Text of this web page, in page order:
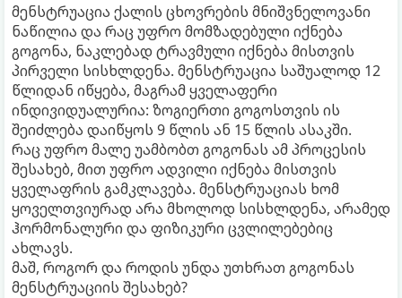
მენსტრუაცია ქალის ცხოვრების მნიშვნელოვანი
ნაწილია და რაც უფრო მომზადებული იქნება
გოგონა, ნაკლებად ტრავმული იქნება მისთვის
პირველი სისხლდენა. მენსტრუაცია საშუალოდ 12
წლიდან იწყება, მაგრამ ყველაფერი
ინდივიდუალურია: ზოგიერთი გოგოსთვის ის
შეიძლება დაიწყოს 9 წლის ან 15 წლის ასაკში.
რაც უფრო მალე უამბობთ გოგონას ამ პროცესის
შესახებ, მით უფრო ადვილი იქნება მისთვის
ყველაფრის გამკლავება. მენსტრუაციას ხომ
ყოველთვიურად არა მხოლოდ სისხლდენა, არამედ
ჰორმონალური და ფიზიკური ცვლილებებიც
ახლავს.
მაშ, როგორ და როდის უნდა უთხრათ გოგონას
მენსტრუაციის შესახებ?